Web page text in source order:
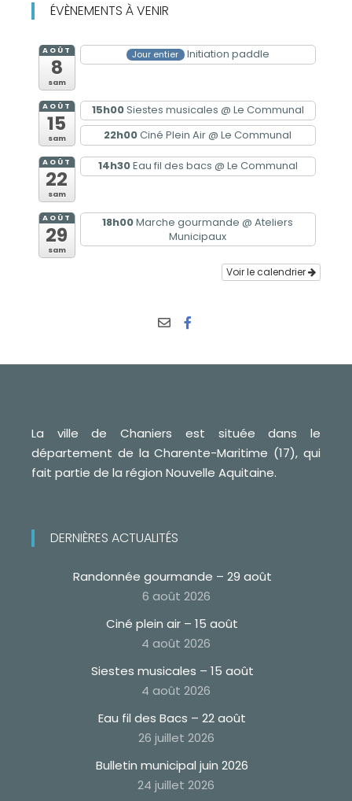
ÉVÈNEMENTS À VENIR
AOÛT
8
sam
Jour entier Initiation paddle
AOÛT
15
sam
15h00Siestes musicales @ Le Communal
22h00Ciné Plein Air @ Le Communal
AOÛT
22
sam
14h30Eau fil des bacs @ Le Communal
AOÛT
29
sam
18h00Marche gourmande @ Ateliers
Municipaux
Voir le calendrier
La ville de Chaniers est située dans le
département de la Charente-Maritime (17), qui
fait partie de la région Nouvelle Aquitaine.
DERNIÈRES ACTUALITÉS
Randonnée gourmande – 29 août
6 août 2026
Ciné plein air – 15 août
4 août 2026
Siestes musicales – 15 août
4 août 2026
Eau fil des Bacs – 22 août
26 juillet 2026
Bulletin municipal juin 2026
24 juillet 2026